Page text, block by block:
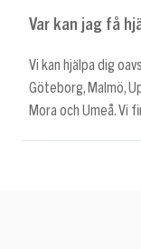
Var kan jag få
Vi kan hjälpa dig
Göteborg, Malmö,
Mora och Umeå. Vi